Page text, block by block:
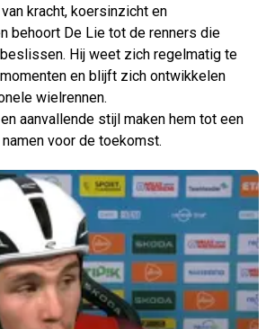
kracht, koersinzicht en
behoort De Lie tot de renners die
Hij weet zich regelmatig te
en blijft zich ontwikkelen
wielrennen.
aanvallende stijl maken hem tot een
voor de toekomst.